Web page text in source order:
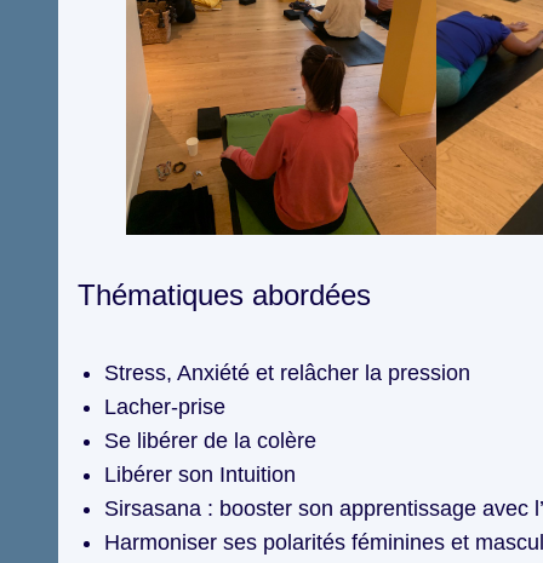
Thématiques abordées
Stress, Anxiété et relâcher la pression
Lacher-prise
Se libérer de la colère
Libérer son Intuition
Sirsasana : booster son apprentissage avec
Harmoniser ses polarités féminines et